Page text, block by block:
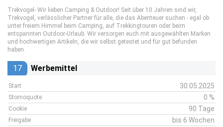
Trekvogel- Wir lieben Camping & Outdoor! Seit über 10 Jahren sind wir,
Trekvogel, verlässlicher Partner für alle, die das Abenteuer suchen - egal ob
unter freiem Himmel beim Camping, auf Trekkingtouren oder beim
entspannten Outdoor-Urlaub. Wir versorgen euch mit ausgewählten Marken
und hochwertigen Artikeln, die wir selbst getestet und für gut befunden
haben.
17 Werbemittel
Start 30.05.2025
Stornoquote 0 %
Cookie 90 Tage
Freigabe bis 6 Wochen